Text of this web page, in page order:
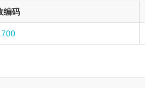
编码